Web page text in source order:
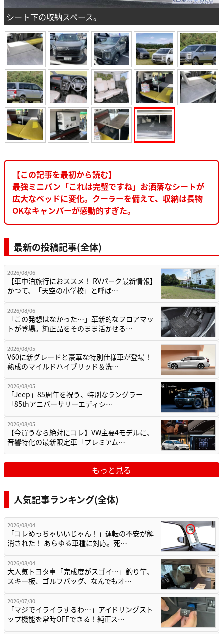
シート下の収納スペース。
【この記事を最初から読む】
最強ミニバン「これは完璧ですね」お洒落なシートが
広大なベッドに変化。クーラーを備えて、収納は長物
OKなキャンパーが感動的すぎた。
最新の投稿記事(全体)
2026/08/06
【車中泊旅行におススメ！ RVパーク最新情報】
かつて、「天空の小学校」と呼ば…
2026/08/06
「この発想はなかった…」革新的なフロアマッ
トが登場。純正品をそのまま活かせる…
2026/08/05
V60に新グレードと豪華な特別仕様車が登場！
熟成のマイルドハイブリッド＆洗…
2026/08/05
「Jeep」85周年を祝う、特別なラングラー
「85thアニバーサリーエディシ…
2026/08/05
【今買うなら絶対にコレ】VW主要4モデルに、
音響特化の最新限定車「プレミアム…
もっと見る
人気記事ランキング(全体)
2026/08/04
「コレめっちゃいいじゃん！」運転の不安が解
消された！ あらゆる車種に対応。死…
2026/08/04
大人気トヨタ車「完成度がスゴイ…」釣り竿、
スキー板、ゴルフバッグ、なんでもオ…
2026/07/30
「マジでイライラするわ…」アイドリングスト
ップ機能を常時OFFできる！純正ス…